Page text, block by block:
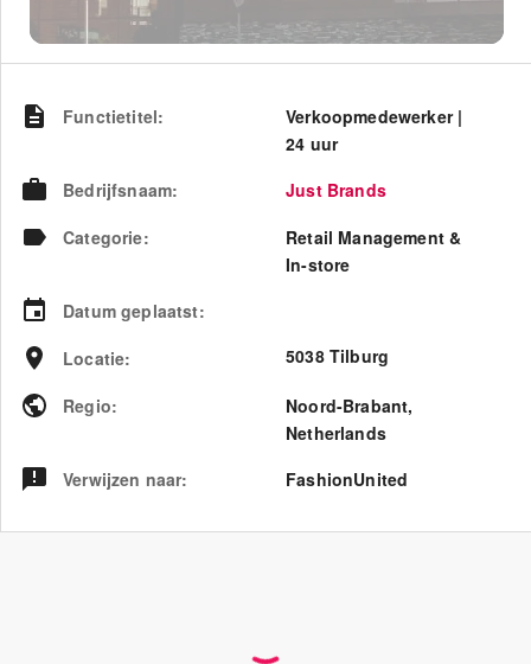
Functietitel:
Verkoopmedewerker |
24 uur
Bedrijfsnaam:
Just Brands
Categorie:
Retail Management &
In-store
Datum geplaatst:
Locatie: 5038 Tilburg
Regio: Noord-Brabant,
Netherlands
Verwijzen naar: FashionUnited